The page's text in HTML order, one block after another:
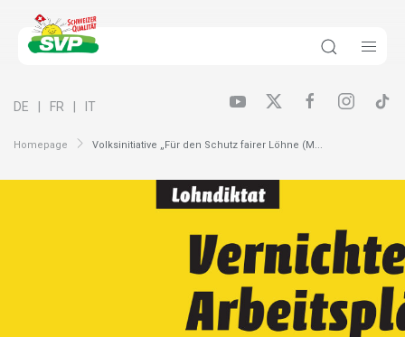
Homepage Volksinitiative „Für den Schutz fairer Löhne (M...
DE FR IT